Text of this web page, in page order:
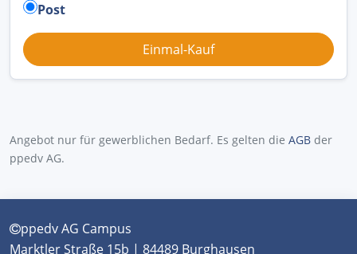
Post
Angebot nur für gewerblichen Bedarf. Es gelten die AGB der
ppedv AG.
ppedv AG Campus
Marktler Straße 15b | 84489 Burghausen